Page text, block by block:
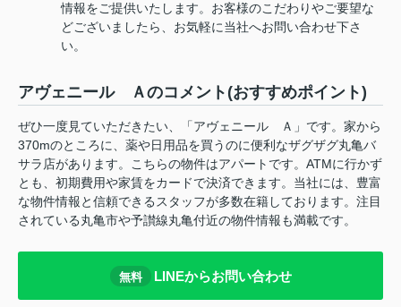
情報をご提供いたします。お客様のこだわりやご要望な
どございましたら、お気軽に当社へお問い合わせ下さ
い。
アヴェニール Ａのコメント(おすすめポイント)
ぜひ一度見ていただきたい、「アヴェニール Ａ」です。家から
370mのところに、薬や日用品を買うのに便利なザグザグ丸亀バ
サラ店があります。こちらの物件はアパートです。ATMに行かず
とも、初期費用や家賃をカードで決済できます。当社には、豊富
な物件情報と信頼できるスタッフが多数在籍しております。注目
されている丸亀市や予讃線丸亀付近の物件情報も満載です。
無料 LINEからお問い合わせ